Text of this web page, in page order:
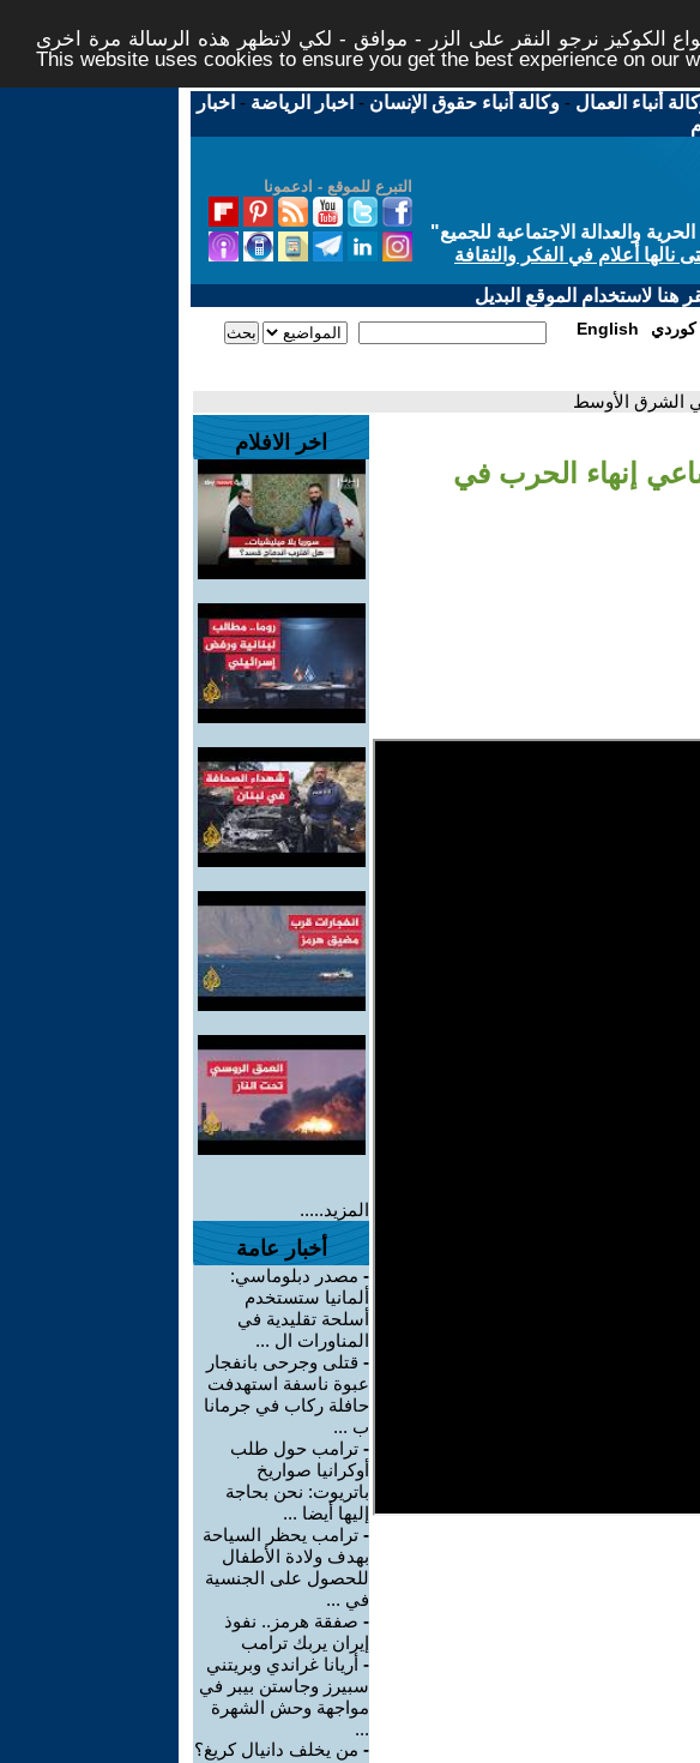
الكوكيز نرجو النقر على الزر - موافق - لكي لاتظهر هذه الرسالة مرة اخرى -
This website uses cookies to ensure you get the best experience on our
أنباء العمال -وكالة أنباء حقوق الإنسان - اخبار الرياضة - اخبار
التبرع للموقع - ادعمونا
والعدالة الاجتماعية للجميع"
نالها أعلام في الفكر والثقافة
هنا لاستخدام الموقع البديل
English كوردي
الشرق الأوسط
إنهاء الحرب في
اخر الافلام
المزيد.....
أخبار عامة
- مصدر دبلوماسي:
ألمانيا ستستخدم
أسلحة تقليدية في
المناورات ال ...
- قتلى وجرحى بانفجار
عبوة ناسفة استهدفت
حافلة ركاب في جرمانا
ب ...
- ترامب حول طلب
أوكرانيا صواريخ
باتريوت: نحن بحاجة
إليها أيضا ...
- ترامب يحظر السياحة
بهدف ولادة الأطفال
للحصول على الجنسية
في ...
- صفقة هرمز.. نفوذ
إيران يربك ترامب
- أريانا غراندي وبريتني
سبيرز وجاستن بيبر في
مواجهة وحش الشهرة
...
- من يخلف دانيال كريغ؟